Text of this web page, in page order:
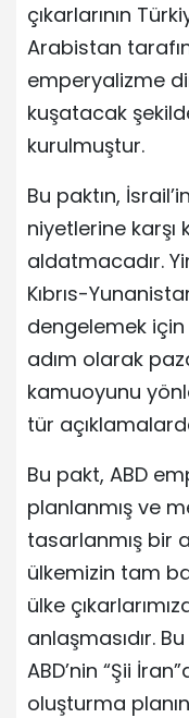
çıkarlarının
Arabistan
emperyalizme
kuşatacak
kurulmuştur.
Bu paktın,
niyetlerine karşı
aldatmacadır.
Kıbrıs-
dengelemek için
adım olarak
kamuoyunu
tür
Bu pakt, ABD
planlanmış ve
tasarlanmış bir
ülkemizin tam
ülke
anlaşmasıdır.
ABD’nin “Şii
oluşturma